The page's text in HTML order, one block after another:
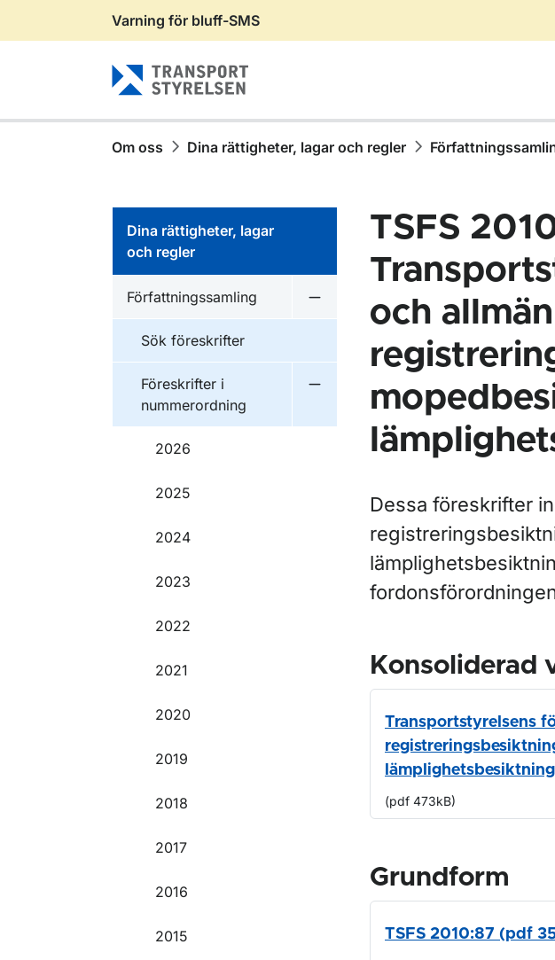
Gå till sidans innehåll
Varning för bluff-SMS
Om oss Dina rättigheter, lagar och regler
Dina rättigheter, lagar
och regler
Författningssamling
Undermeny för Författningssamling
Sök föreskrifter
Föreskrifter i
nummerordning
Undermeny för Föreskrifter i
2026
2025
2024
2023
2022
2021
2020
2019
2018
2017
2016
2015
TSFS
och
Dessa föreskrifter
Konsoliderad
Transportstyrelsens
lämplighetsbesiktning
(pdf 473kB)
Grundform
TSFS 2010:87 (pdf